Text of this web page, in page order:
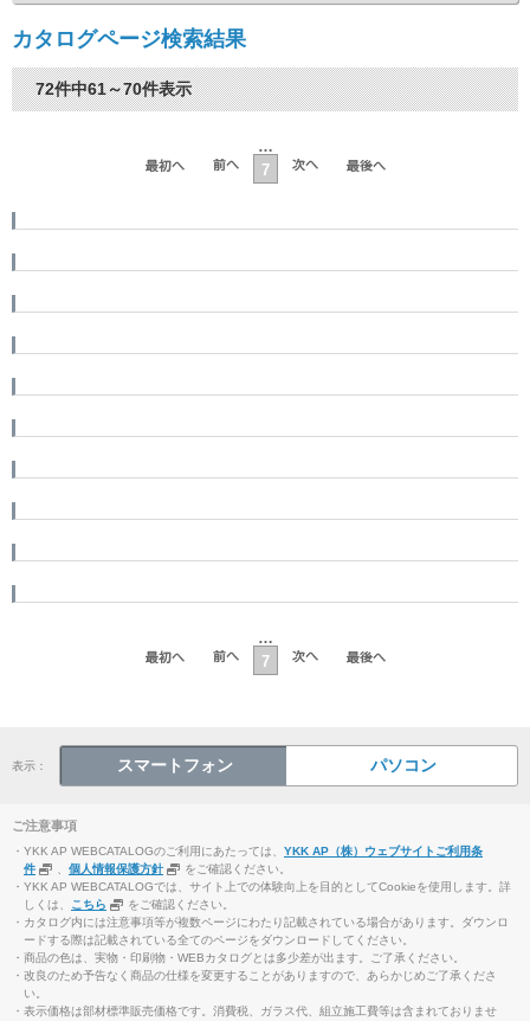
カタログページ検索結果
72件中61～70件表示
…
7
…
7
表示： スマートフォン パソコン
ご注意事項
・YKK AP WEBCATALOGのご利用にあたっては、 YKK AP（株）ウェブサイトご利用条
件
個人情報保護方針
をご確認ください。
・YKK AP WEBCATALOGでは、サイト上での体験向上を目的としてCookieを使用します。詳
しくは、 こちら
をご確認ください。
・カタログ内には注意事項等が複数ページにわたり記載されている場合があります。ダウンロ
ードする際は記載されている全てのページをダウンロードしてください。
・商品の色は、実物・印刷物・WEBカタログとは多少差が出ます。ご了承ください。
・改良のため予告なく商品の仕様を変更することがありますので、あらかじめご了承くださ
い。
・表示価格は部材標準販売価格です。消費税、ガラス代、組立施工費等は含まれておりませ